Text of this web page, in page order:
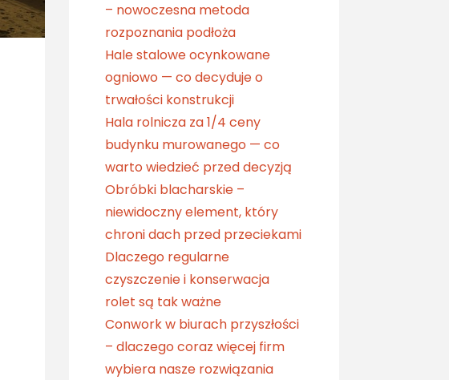
– nowoczesna metoda
rozpoznania podłoża
Hale stalowe ocynkowane
ogniowo — co decyduje o
trwałości konstrukcji
Hala rolnicza za 1/4 ceny
budynku murowanego — co
warto wiedzieć przed decyzją
Obróbki blacharskie –
niewidoczny element, który
chroni dach przed przeciekami
Dlaczego regularne
czyszczenie i konserwacja
rolet są tak ważne
Conwork w biurach przyszłości
– dlaczego coraz więcej firm
wybiera nasze rozwiązania